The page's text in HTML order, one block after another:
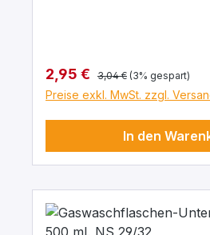
Verkaufspreis:
2,95 € Regulärer Preis:
3,04 € (3% gespart)
Preise exkl. MwSt. zzgl.
In den